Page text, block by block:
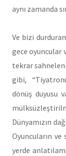
aynı zamanda
Ve bizi
gece oyuncular
tekrar
gibi,
dönüş duyusu
Dünyamızın
Oyuncuların
yerde